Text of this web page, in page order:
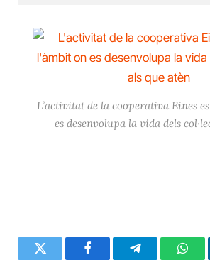
L’activitat de la cooperativa Eines
es desenvolupa la vida dels
Twitter FacebookTelegram